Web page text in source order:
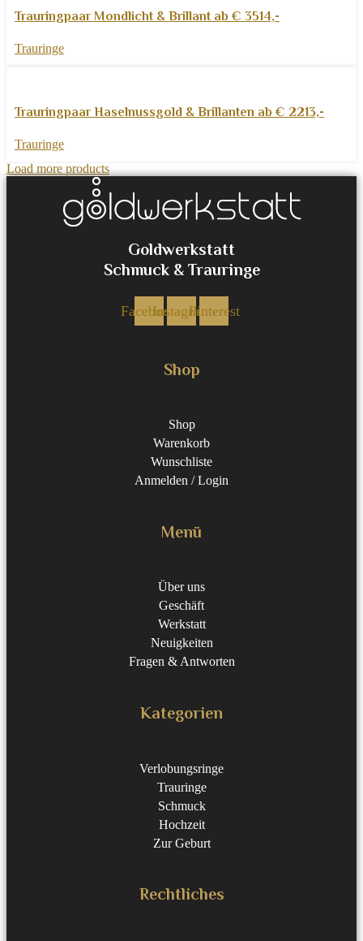
Schnellansicht
Trauringpaar Mondlicht & Brillant ab € 3514,-
Trauringe
Schnellansicht
Trauringpaar Haselnussgold & Brillanten ab € 2213,-
Trauringe
Load more products
Goldwerkstatt
Schmuck & Trauringe
FacebookInstagramPinterest
Shop
Shop
Warenkorb
Wunschliste
Anmelden / Login
Menü
Über uns
Geschäft
Werkstatt
Neuigkeiten
Fragen & Antworten
Kategorien
Verlobungsringe
Trauringe
Schmuck
Hochzeit
Zur Geburt
Rechtliches